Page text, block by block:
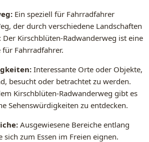
Ein speziell für Fahrradfahrer
der durch verschiedene Landschaften
Kirschblüten-Radwanderweg ist eine
für Fahrradfahrer.
Interessante Orte oder Objekte,
besucht oder betrachtet zu werden.
Kirschblüten-Radwanderweg gibt es
Sehenswürdigkeiten zu entdecken.
Ausgewiesene Bereiche entlang
sich zum Essen im Freien eignen.